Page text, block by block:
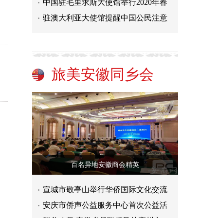
中国驻毛里求斯大使馆举行2020年春
驻澳大利亚大使馆提醒中国公民注意
旅美安徽同乡会
百名异地安徽商会精英
宣城市敬亭山举行华侨国际文化交流
安庆市侨声公益服务中心首次公益活